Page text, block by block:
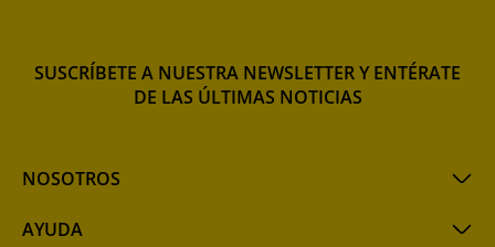
NOSOTROS
AYUDA
SUSCRÍBETE A NUESTRA NEWSLETTER Y ENTÉRATE
DE LAS ÚLTIMAS NOTICIAS